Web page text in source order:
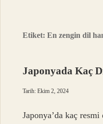
Etiket:En zengin dil
Japonyada Kaç
Tarih: Ekim 2, 2024
Japonya’da kaç